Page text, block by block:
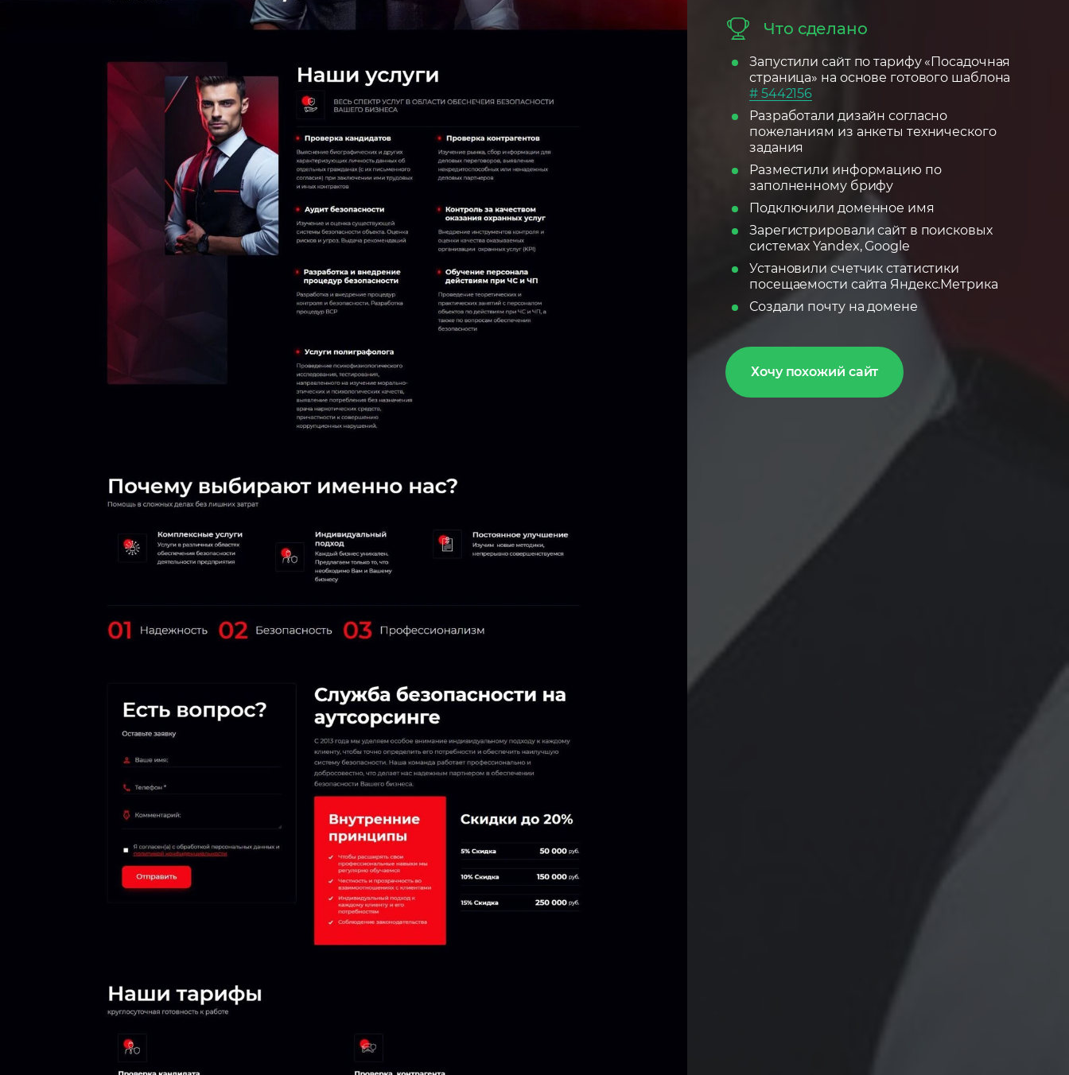
Что сделано
Запустили сайт по тарифу «Посадочная
страница» на основе готового шаблона
# 5442156
Разработали дизайн согласно
пожеланиям из анкеты технического
задания
Разместили информацию по
заполненному брифу
Подключили доменное имя
Зарегистрировали сайт в поисковых
системах Yandex, Google
Установили счетчик статистики
посещаемости сайта Яндекс.Метрика
Создали почту на домене
Хочу похожий сайт
Отправляя форму, вы принимаете